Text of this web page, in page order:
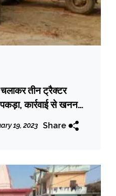
तीन ट्रैक्टर
कार्रवाई से खनन
19, 2023 Share